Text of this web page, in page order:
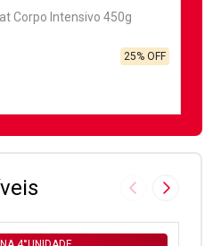
Corpo Intensivo 450g
25% OFF
FECHAR
FECHAR
Imagem